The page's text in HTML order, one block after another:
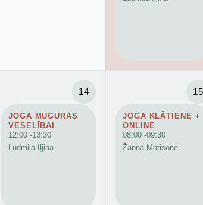
14
JOGA MUGURAS
VESELĪBAI
12:00 -13:30
Ludmila Iļjina
15
JOGA KLĀTIENE +
ONLINE
08:00 -09:30
Žanna Matisone